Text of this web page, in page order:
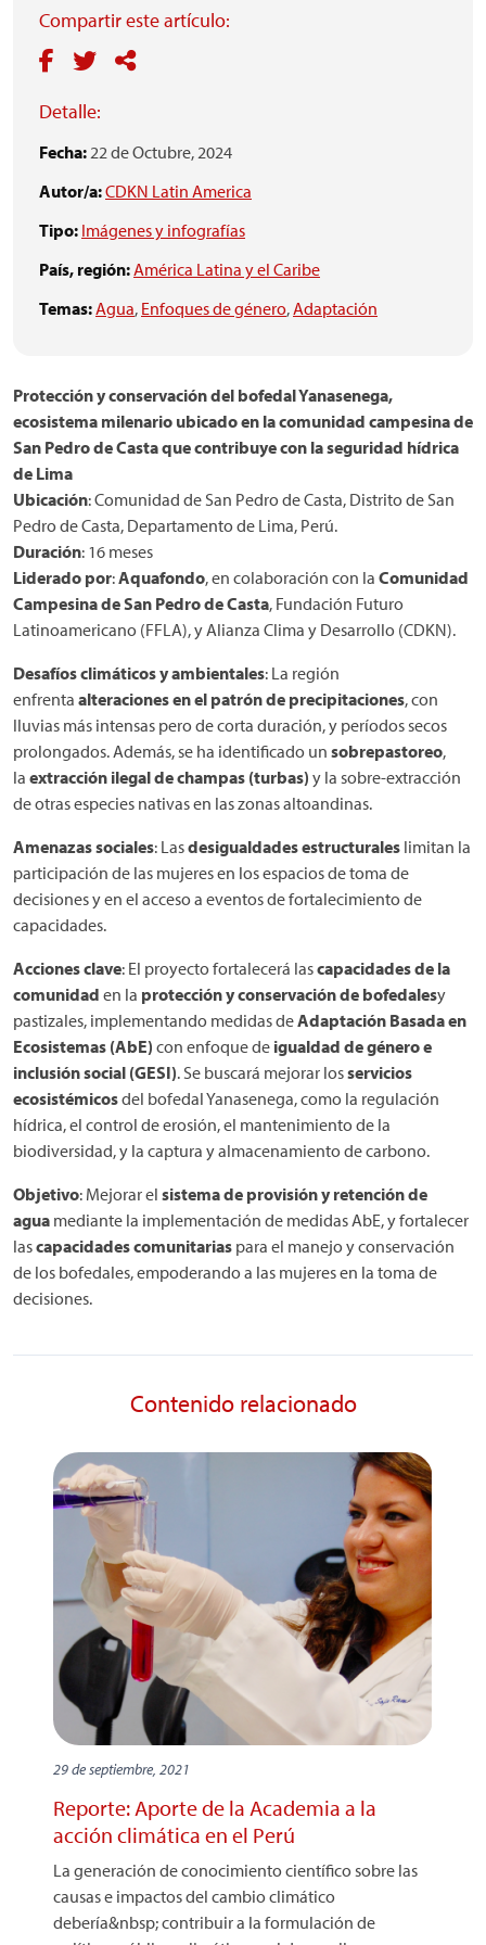
Compartir este artículo:
Detalle:
Fecha:22 de Octubre, 2024
Autor/a:CDKN Latin America
Tipo: Imágenes y infografías
País, región:América Latina y el Caribe
Temas:Agua, Enfoques de género,Adaptación
Protección y conservación del bofedal Yanasenega,
ecosistema milenario ubicado en la comunidad campesina de
San Pedro de Casta que contribuye con la seguridad hídrica
de Lima
Ubicación: Comunidad de San Pedro de Casta, Distrito de San
Pedro de Casta, Departamento de Lima, Perú.
Duración: 16 meses
Liderado por:Aquafondo, en colaboración con la Comunidad
Campesina de San Pedro de Casta, Fundación Futuro
Latinoamericano (FFLA), y Alianza Clima y Desarrollo (CDKN).
Desafíos climáticos y ambientales: La región
enfrenta alteraciones en el patrón de precipitaciones, con
lluvias más intensas pero de corta duración, y períodos secos
prolongados. Además, se ha identificado un sobrepastoreo,
la extracción ilegal de champas (turbas) y la sobre-extracción
de otras especies nativas en las zonas altoandinas.
Amenazas sociales: Lasdesigualdades estructurales limitan la
participación de las mujeres en los espacios de toma de
decisiones y en el acceso a eventos de fortalecimiento de
capacidades.
Acciones clave: El proyecto fortalecerá lascapacidades de la
comunidad en la protección y conservación de bofedalesy
pastizales, implementando medidas deAdaptación Basada en
Ecosistemas (AbE) con enfoque de igualdad de género e
inclusión social (GESI). Se buscará mejorar losservicios
ecosistémicosdel bofedal Yanasenega, como la regulación
hídrica, el control de erosión, el mantenimiento de la
biodiversidad, y la captura y almacenamiento de carbono.
Objetivo: Mejorar el sistema de provisión y retención de
agua mediante la implementación de medidas AbE, y fortalecer
lascapacidades comunitarias para el manejo y conservación
de los bofedales, empoderando a las mujeres en la toma de
decisiones.
Contenido relacionado
29 de septiembre, 2021
Reporte: Aporte de la Academia a la
acción climática en el Perú
La generación de conocimiento científico sobre las
causas e impactos del cambio climático
debería&nbsp; contribuir a la formulación de